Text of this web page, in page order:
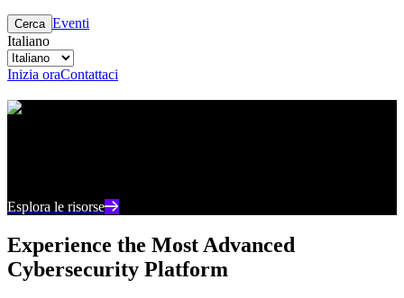
Cerca Eventi
Italiano
Inizia oraContattaci
Centro risorse
Esplora le risorse
Experience the Most Advanced
Cybersecurity Platform